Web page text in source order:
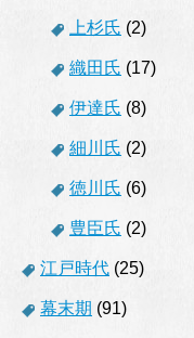
上杉氏 (2)
織田氏 (17)
伊達氏 (8)
細川氏 (2)
徳川氏 (6)
豊臣氏 (2)
江戸時代 (25)
幕末期 (91)